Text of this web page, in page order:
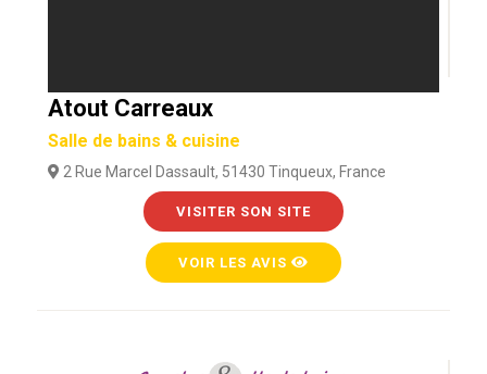
Atout Carreaux
Salle de bains & cuisine
2 Rue Marcel Dassault, 51430 Tinqueux, France
VISITER SON SITE
VOIR LES AVIS